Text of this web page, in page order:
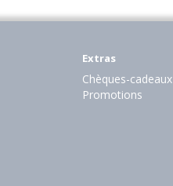
Extras
Chèques-cadeaux
Promotions